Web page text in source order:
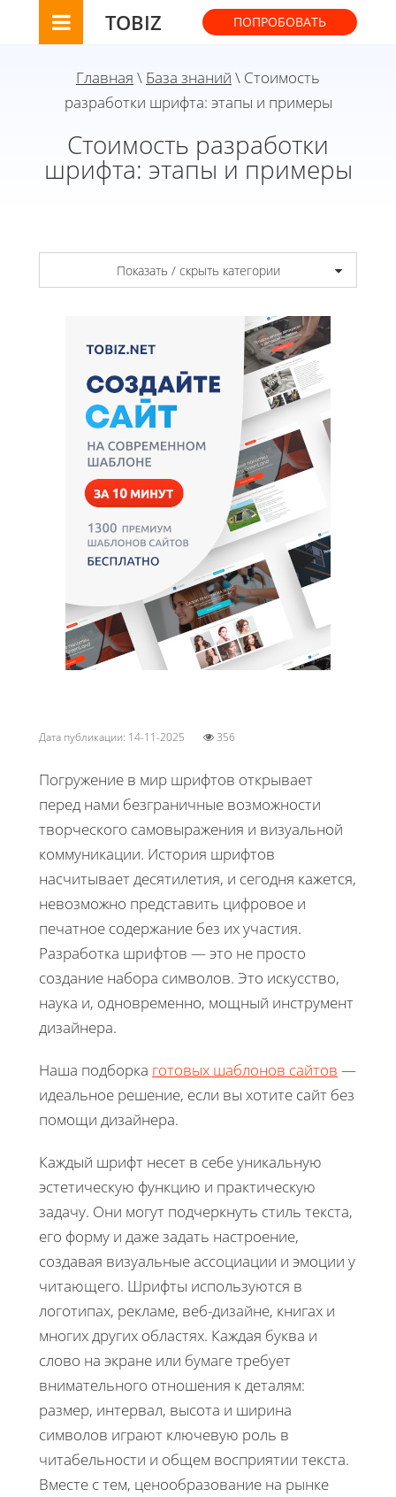
TOBIZ ПОПРОБОВАТЬ
Главная \ База знаний \ Стоимость
разработки шрифта: этапы и примеры
Стоимость разработки
шрифта: этапы и примеры
Показать / скрыть категории
Дата публикации: 14-11-2025 356
Погружение в мир шрифтов открывает
перед нами безграничные возможности
творческого самовыражения и визуальной
коммуникации. История шрифтов
насчитывает десятилетия, и сегодня кажется,
невозможно представить цифровое и
печатное содержание без их участия.
Разработка шрифтов — это не просто
создание набора символов. Это искусство,
наука и, одновременно, мощный инструмент
дизайнера.
Наша подборка готовых шаблонов сайтов —
идеальное решение, если вы хотите сайт без
помощи дизайнера.
Каждый шрифт несет в себе уникальную
эстетическую функцию и практическую
задачу. Они могут подчеркнуть стиль текста,
его форму и даже задать настроение,
создавая визуальные ассоциации и эмоции у
читающего. Шрифты используются в
логотипах, рекламе, веб-дизайне, книгах и
многих других областях. Каждая буква и
слово на экране или бумаге требует
внимательного отношения к деталям:
размер, интервал, высота и ширина
символов играют ключевую роль в
читабельности и общем восприятии текста.
Вместе с тем, ценообразование на рынке